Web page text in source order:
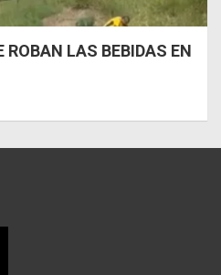
ROBAN LAS BEBIDAS EN